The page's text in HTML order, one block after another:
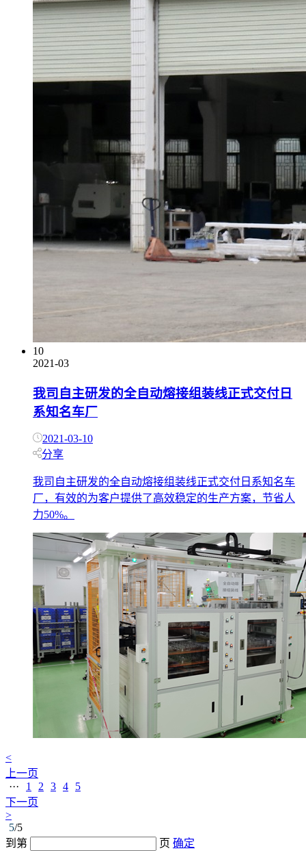
10
2021-03
我司自主研发的全自动熔接组装线正式交付日
系知名车厂
2021-03-10
分享
我司自主研发的全自动熔接组装线正式交付日系知名车
厂，有效的为客户提供了高效稳定的生产方案，节省人
力50%。
<
上一页
···
1 2 3 4
5
下一页
>
5/5
到第
页 确定